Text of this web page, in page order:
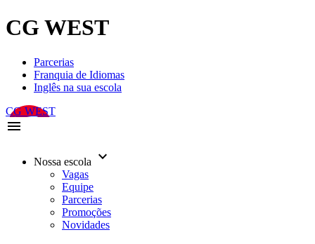
CG WEST
Parcerias
Franquia de Idiomas
Inglês na sua escola
CG WEST
menu
Nossa escola keyboard_arrow_down
Vagas
Equipe
Parcerias
Promoções
Novidades